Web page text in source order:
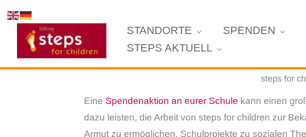
Inhalt
springen
STANDORTE SPENDEN
STEPS AKTUELL
steps for
Eine Spendenaktion an eurer Schule kann einen
dazu leisten, die Arbeit von steps for children zur
Armut zu ermöglichen. Schulprojekte zu sozialen